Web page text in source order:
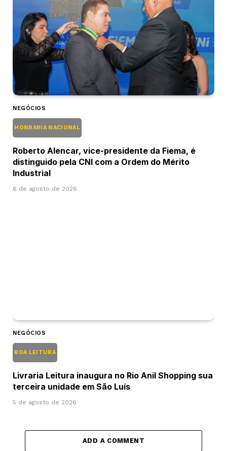
NEGÓCIOS
HONRARIA NACIONAL
Roberto Alencar, vice-presidente da Fiema, é
distinguido pela CNI com a Ordem do Mérito
Industrial
6 de agosto de 2026
NEGÓCIOS
BOA LEITURA
Livraria Leitura inaugura no Rio Anil Shopping sua
terceira unidade em São Luís
5 de agosto de 2026
ADD A COMMENT